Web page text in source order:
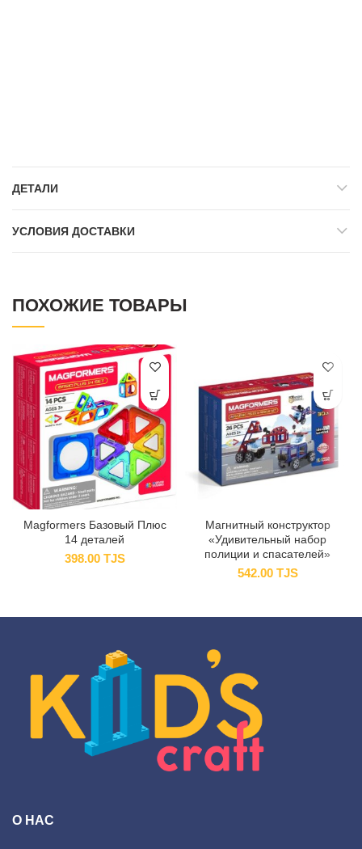
ДЕТАЛИ
УСЛОВИЯ ДОСТАВКИ
ПОХОЖИЕ ТОВАРЫ
Magformers Базовый Плюс
14 деталей
398.00 TJS
Магнитный конструктор
«Удивительный набор
полиции и спасателей»
542.00 TJS
О НАС